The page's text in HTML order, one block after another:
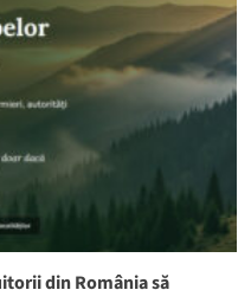
din România să